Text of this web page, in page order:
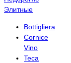
Элитные
Bottigliera
Cornice
Vino
Teca